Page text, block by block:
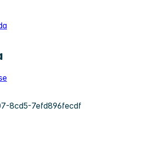
8cd5-7efd896fecdf